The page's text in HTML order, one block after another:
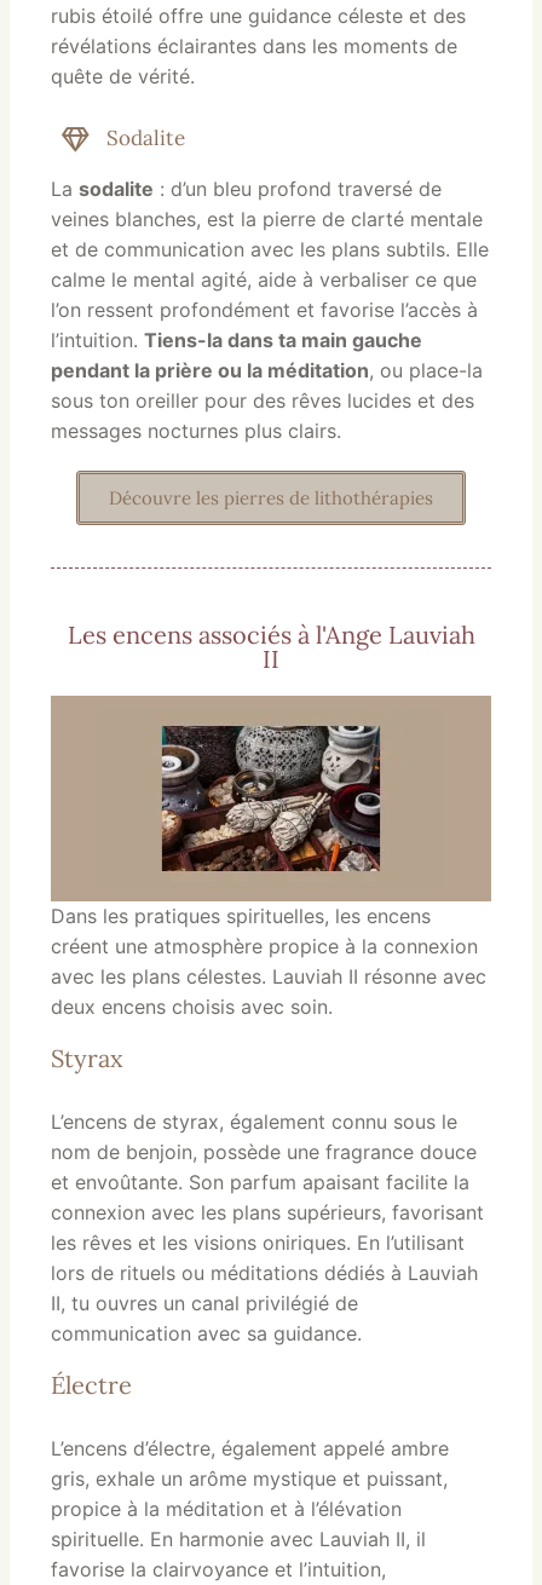
rubis étoilé offre une guidance céleste et des
révélations éclairantes dans les moments de
quête de vérité.
Sodalite
La sodalite : d’un bleu profond traversé de
veines blanches, est la pierre de clarté mentale
et de communication avec les plans subtils. Elle
calme le mental agité, aide à verbaliser ce que
l’on ressent profondément et favorise l’accès à
l’intuition. Tiens-la dans ta main gauche
pendant la prière ou la méditation, ou place-la
sous ton oreiller pour des rêves lucides et des
messages nocturnes plus clairs.
Découvre les pierres de lithothérapies
Les encens associés à l'Ange Lauviah
II
Dans les pratiques spirituelles, les encens
créent une atmosphère propice à la connexion
avec les plans célestes. Lauviah II résonne avec
deux encens choisis avec soin.
Styrax
L’encens de styrax, également connu sous le
nom de benjoin, possède une fragrance douce
et envoûtante. Son parfum apaisant facilite la
connexion avec les plans supérieurs, favorisant
les rêves et les visions oniriques. En l’utilisant
lors de rituels ou méditations dédiés à Lauviah
II, tu ouvres un canal privilégié de
communication avec sa guidance.
Électre
L’encens d’électre, également appelé ambre
gris, exhale un arôme mystique et puissant,
propice à la méditation et à l’élévation
spirituelle. En harmonie avec Lauviah II, il
favorise la clairvoyance et l’intuition,